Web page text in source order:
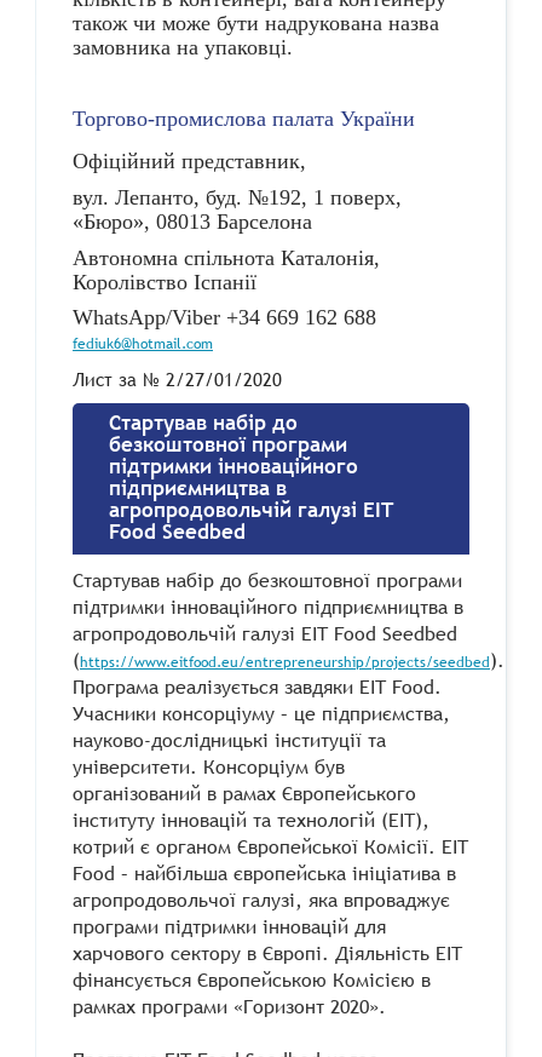
також чи може бути надрукована назва
замовника на упаковці.
Торгово-промислова палата України
Офіційний представник,
вул. Лепанто, буд. №192, 1 поверх,
«Бюро», 08013 Барселона
Автономна спільнота Каталонія,
Королівство Іспанії
WhatsApp/Viber +34 669 162 688
fediuk6@hotmail.com
Лист за № 2/27/01/2020
Стартував набір до
безкоштовної програми
підтримки інноваційного
підприємництва в
агропродовольчій галузі EIT
Food Seedbed
Стартував набір до безкоштовної програми
підтримки інноваційного підприємництва в
агропродовольчій галузі EIT Food Seedbed
(https://www.eitfood.eu/entrepreneurship/projects/seedbed).
Програма реалізується завдяки EIT Food.
Учасники консорціуму – це підприємства,
науково-дослідницькі інституції та
університети. Консорціум був
організований в рамах Європейського
інституту інновацій та технологій (EIT),
котрий є органом Європейської Комісії. EIT
Food – найбільша європейська ініціатива в
агропродовольчої галузі, яка впроваджує
програми підтримки інновацій для
харчового сектору в Європі. Діяльність EIT
фінансується Європейською Комісією в
рамках програми «Горизонт 2020».